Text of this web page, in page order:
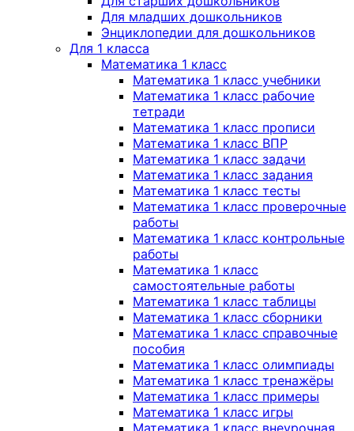
Для младших дошкольников
Энциклопедии для дошкольников
Для 1 класса
Математика 1 класс
Математика 1 класс учебники
Математика 1 класс рабочие
тетради
Математика 1 класс прописи
Математика 1 класс ВПР
Математика 1 класс задачи
Математика 1 класс задания
Математика 1 класс тесты
Математика 1 класс проверочные
работы
Математика 1 класс контрольные
работы
Математика 1 класс
самостоятельные работы
Математика 1 класс таблицы
Математика 1 класс сборники
Математика 1 класс справочные
пособия
Математика 1 класс олимпиады
Математика 1 класс тренажёры
Математика 1 класс примеры
Математика 1 класс игры
Математика 1 класс внеурочная